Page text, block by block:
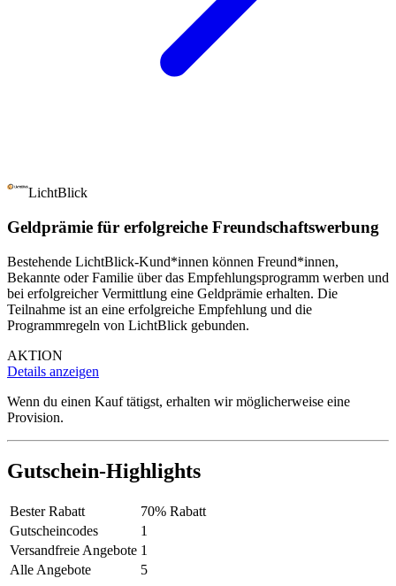
LichtBlick
Geldprämie für erfolgreiche Freundschaftswerbung
Bestehende LichtBlick-Kund*innen können Freund*innen,
Bekannte oder Familie über das Empfehlungsprogramm werben und
bei erfolgreicher Vermittlung eine Geldprämie erhalten. Die
Teilnahme ist an eine erfolgreiche Empfehlung und die
Programmregeln von LichtBlick gebunden.
AKTION
Details anzeigen
Wenn du einen Kauf tätigst, erhalten wir möglicherweise eine
Provision.
Gutschein-Highlights
Bester Rabatt
70% Rabatt
Gutscheincodes
1
Versandfreie Angebote 1
Alle Angebote
5